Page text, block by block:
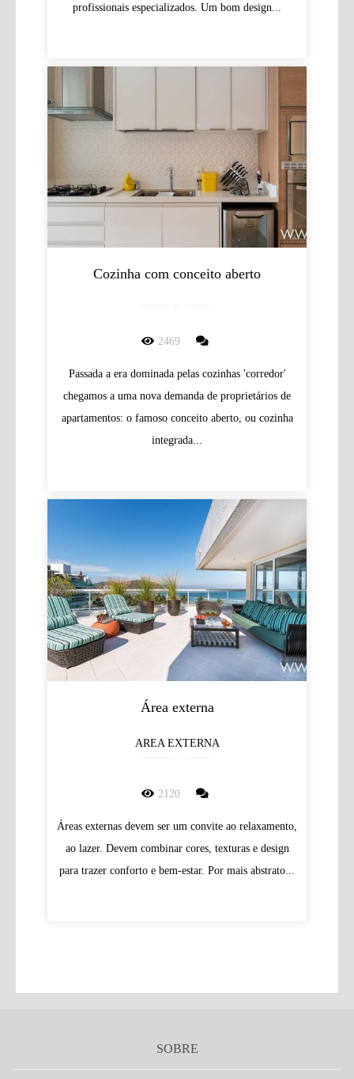
profissionais especializados. Um bom design...
Cozinha com conceito aberto
2469
Passada a era dominada pelas cozinhas 'corredor'
chegamos a uma nova demanda de proprietários de
apartamentos: o famoso conceito aberto, ou cozinha
integrada...
Área externa
AREA EXTERNA
2120
Áreas externas devem ser um convite ao relaxamento,
ao lazer. Devem combinar cores, texturas e design
para trazer conforto e bem-estar. Por mais abstrato...
SOBRE